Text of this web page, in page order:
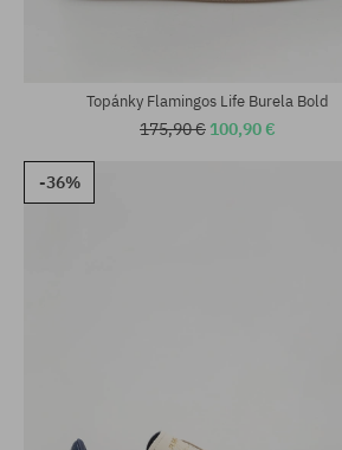
Topánky Flamingos Life Burela Bold
175,90 € 100,90 €
-36%